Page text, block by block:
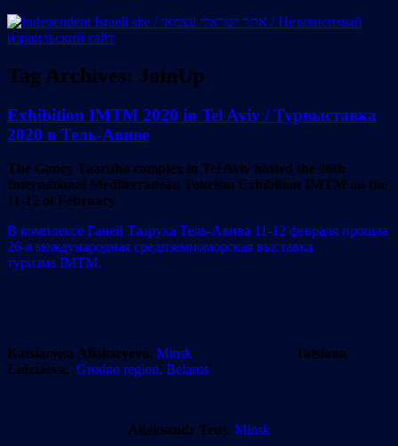
Tag Archives: JoinUp
Exhibition IMTM 2020 in Tel Aviv / Турвыставка
2020 в Тель-Авиве
The Ganey Taaruha complex in Tel Aviv hosted the 26th
International Mediterranean Tourism Exhibition IMTM on the
11-12 of February.
В комплексе Ганей Тааруха Тель-Авива 11-12 февраля прошла
26-я международная средиземноморская выставка
туризма IMTM.
Katsiaryna Aliakseyeva, Minsk
Tatsiana
Lidziaeva, Grodno region, Belarus
Aliaksandr Trus, Minsk